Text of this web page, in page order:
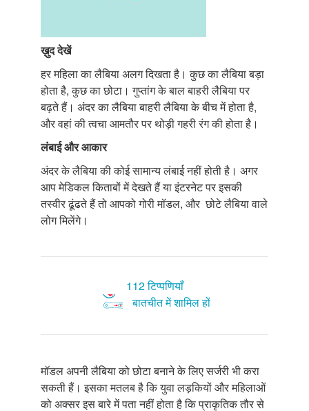
ख़ुददेखें
हर महिला का लैबिया अलग दिखता है। कुछ का लैबिया बड़ा
होता है, कुछ का छोटा। गुप्तांग के बाल बाहरी लैबिया पर
बढ़ते हैं। अंदर का लैबिया बाहरी लैबिया के बीच में होता है,
और वहां की त्वचा आमतौर पर थोड़ी गहरी रंग की होता है।
लंबाईऔरआकार
अंदर के लैबिया की कोई सामान्य लंबाई नहीं होती है। अगर
आप मेडिकल किताबों में देखते हैं या इंटरनेट पर इसकी
तस्वीर ढूंढते हैं तो आपको गोरी मॉडल, और छोटे लैबिया वाले
लोग मिलेंगे।
112 टिप्पणियाँ
बातचीत में शामिल हों
मॉडल अपनी लैबिया को छोटा बनाने के लिए सर्जरी भी करा
सकती हैं। इसका मतलब है कि युवा लड़कियों और महिलाओं
को अक्सर इस बारे में पता नहीं होता है कि प्राकृतिक तौर से